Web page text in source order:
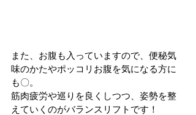
また、お腹も入っていますので、便秘気
味のかたやポッコリお腹を気になる方に
も〇。
筋肉疲労や巡りを良くしつつ、姿勢を整
えていくのがバランスリフトです！